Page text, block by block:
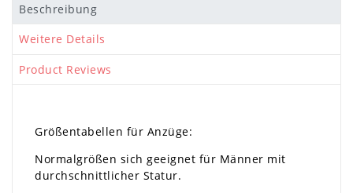
Beschreibung
Weitere Details
Product Reviews
Größentabellen für Anzüge:
Normalgrößen sich geeignet für Männer mit
durchschnittlicher Statur.